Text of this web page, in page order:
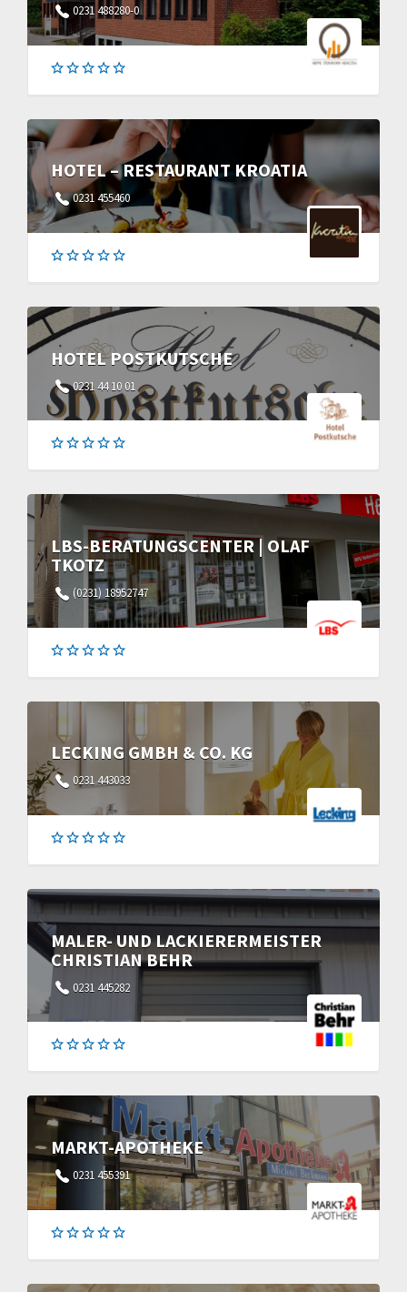
0231 488280-0
HOTEL – RESTAURANT KROATIA
0231 455460
HOTEL POSTKUTSCHE
0231 44 10 01
LBS-BERATUNGSCENTER | OLAF
TKOTZ
(0231) 18952747
LECKING GMBH & CO. KG
0231 443033
MALER- UND LACKIERERMEISTER
CHRISTIAN BEHR
0231 445282
MARKT-APOTHEKE
0231 455391